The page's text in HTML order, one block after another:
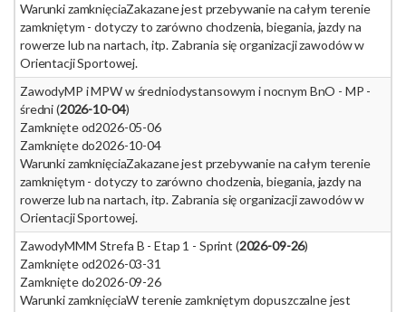
Warunki zamknięciaZakazane jest przebywanie na całym terenie
zamkniętym - dotyczy to zarówno chodzenia, biegania, jazdy na
rowerze lub na nartach, itp. Zabrania się organizacji zawodów w
Orientacji Sportowej.
ZawodyMP i MPW w średniodystansowym i nocnym BnO - MP -
średni (2026-10-04)
Zamknięte od2026-05-06
Zamknięte do2026-10-04
Warunki zamknięciaZakazane jest przebywanie na całym terenie
zamkniętym - dotyczy to zarówno chodzenia, biegania, jazdy na
rowerze lub na nartach, itp. Zabrania się organizacji zawodów w
Orientacji Sportowej.
ZawodyMMM Strefa B - Etap 1 - Sprint (2026-09-26)
Zamknięte od2026-03-31
Zamknięte do2026-09-26
Warunki zamknięciaW terenie zamkniętym dopuszczalne jest